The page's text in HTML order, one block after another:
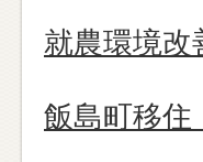
就農環境改
飯島町移